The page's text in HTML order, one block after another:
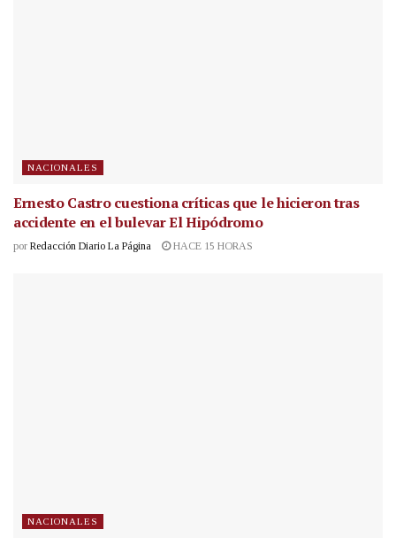
NACIONALES
Ernesto Castro cuestiona críticas que le hicieron tras
accidente en el bulevar El Hipódromo
por Redacción Diario La Página HACE 15 HORAS
NACIONALES